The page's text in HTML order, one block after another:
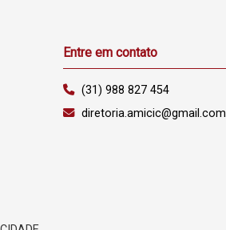
Entre em contato
(31) 988 827 454
diretoria.amicic@gmail.com